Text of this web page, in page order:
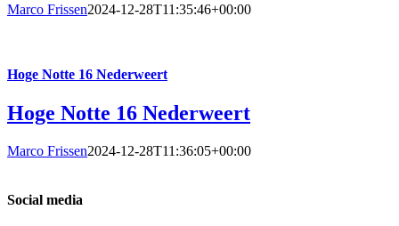
Marco Frissen2024-12-28T11:35:46+00:00
Hoge Notte 16 Nederweert
Hoge Notte 16 Nederweert
Marco Frissen2024-12-28T11:36:05+00:00
Social media